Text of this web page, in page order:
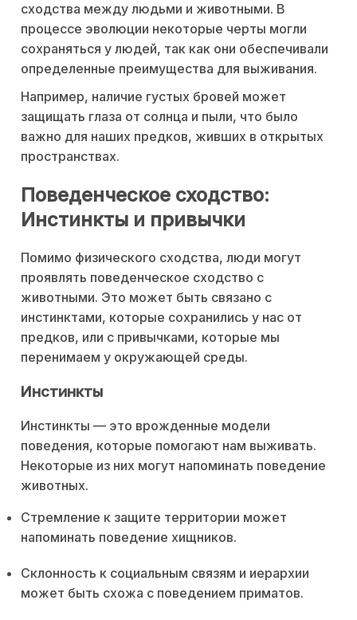
сходства между людьми и животными. В
процессе эволюции некоторые черты могли
сохраняться у людей, так как они обеспечивали
определенные преимущества для выживания.
Например, наличие густых бровей может
защищать глаза от солнца и пыли, что было
важно для наших предков, живших в открытых
пространствах.
Поведенческое сходство:
Инстинкты и привычки
Помимо физического сходства, люди могут
проявлять поведенческое сходство с
животными. Это может быть связано с
инстинктами, которые сохранились у нас от
предков, или с привычками, которые мы
перенимаем у окружающей среды.
Инстинкты
Инстинкты — это врожденные модели
поведения, которые помогают нам выживать.
Некоторые из них могут напоминать поведение
животных.
Стремление к защите территории может
напоминать поведение хищников.
Склонность к социальным связям и иерархии
может быть схожа с поведением приматов.